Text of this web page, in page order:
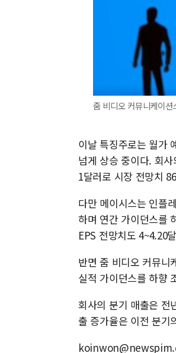
줌 비디오 커뮤니케이
이날 특징주로는 월가
넘게 상승 중이다. 회
1달러로 시장 전망치
다만 메이시스는 인플
하며 연간 가이던스를
EPS 전망치도 4~4.20
반면 줌 비디오 커뮤니
실적 가이던스를 하향
회사의 분기 매출은 전
출 증가율은 이전 분기